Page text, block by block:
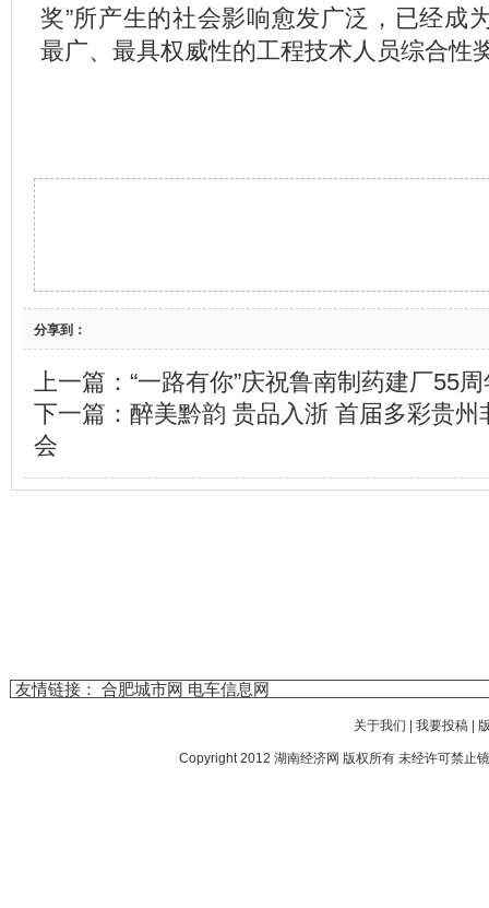
奖”所产生的社会影响愈发广泛，已经成
最广、最具权威性的工程技术人员综合性
分享到：
上一篇： “一路有你”庆祝鲁南制药建厂55
下一篇： 醉美黔韵 贵品入浙 首届多彩贵州
会
友情链接： 合肥城市网 电车信息网
关于我们 我要投稿|
Copyright 2012 湖南经济网 版权所有 未经许可禁止